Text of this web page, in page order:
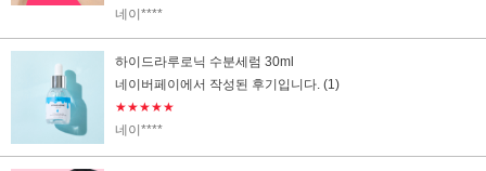
네이****
하이드라루로닉 수분세럼 30ml
네이버페이에서 작성된 후기입니다. (1)
★★★★★
네이****